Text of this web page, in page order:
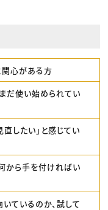
心がある方
だ使い始められてい
したい」と感じてい
から手を付ければい
ているのか、試して